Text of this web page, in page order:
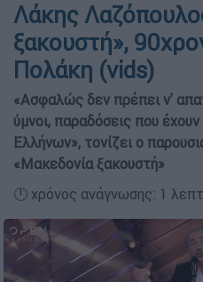
Λάκης
ξακουστή»,
Πολάκη (vids)
«Ασφαλώς δεν πρέπει ν'
ύμνοι, παραδόσεις που
Ελλήνων», τονίζει ο
«Μακεδονία ξακουστή»
🕛 χρόνος ανάγνωσης: 1